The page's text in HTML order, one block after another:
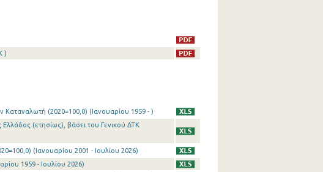
)
Καταναλωτή (2020=100,0) (Ιανουαρίου 1959 - )
Ελλάδος (ετησίως), βάσει του Γενικού ΔΤΚ
(Ιανουαρίου 2001 - Ιουλίου 2026)
1959 - Ιουλίου 2026)